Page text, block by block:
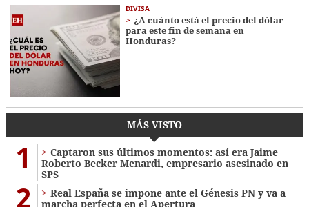
DIVISA
¿A cuánto está el precio del dólar
para este fin de semana en
Honduras?
MÁS VISTO
1
Captaron sus últimos momentos: así era Jaime
Roberto Becker Menardi​​​, empresario asesinado en
SPS
2
Real España se impone ante el Génesis PN y va a
marcha perfecta en el Apertura